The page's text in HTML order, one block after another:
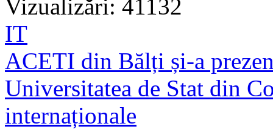
Vizualizări: 41132
IT
ACETI din Bălți și-a
Universitatea de Stat din
internaționale